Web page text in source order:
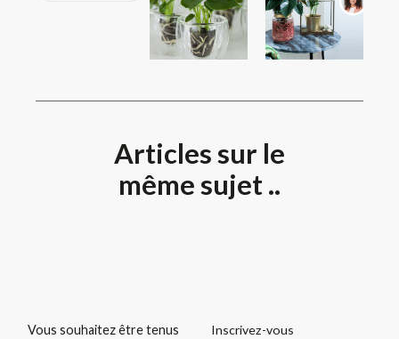
Articles sur le
même sujet ..
Vous souhaitez être tenus
Inscrivez-vous